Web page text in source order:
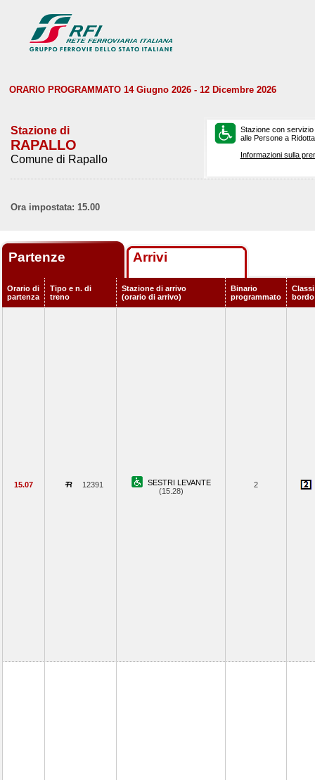
ORARIO PROGRAMMATO 14 Giugno 2026 - 12 Dicembre 2026
Stazione di
RAPALLO
Comune di Rapallo
Stazione con
alle Persone a
Informazioni sulla
Ora impostata: 15.00
Partenze Arrivi
Orario di
partenza
Tipo e n. di
treno
Stazione di arrivo
(orario di arrivo)
Binario
programmato
bordo
15.07 12391
SESTRI LEVANTE
(15.28)
2